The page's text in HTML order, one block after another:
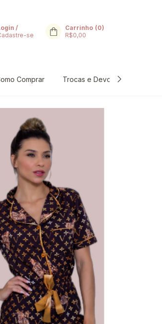
/
se
Carrinho (0)
R$0,00
Comprar Trocas e Devoluções